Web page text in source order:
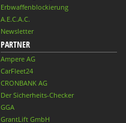
Erbwaffenblockierung
A.E.C.A.C.
Newsletter
PARTNER
Ampere AG
CarFleet24
CRONBANK AG
Der Sicherheits-Checker
GGA
GrantLift GmbH